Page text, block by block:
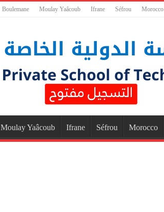
Boulemane Moulay Yaâcoub Ifrane Séfrou Morocco
Moulay Yaâcoub Ifrane Séfrou Morocco